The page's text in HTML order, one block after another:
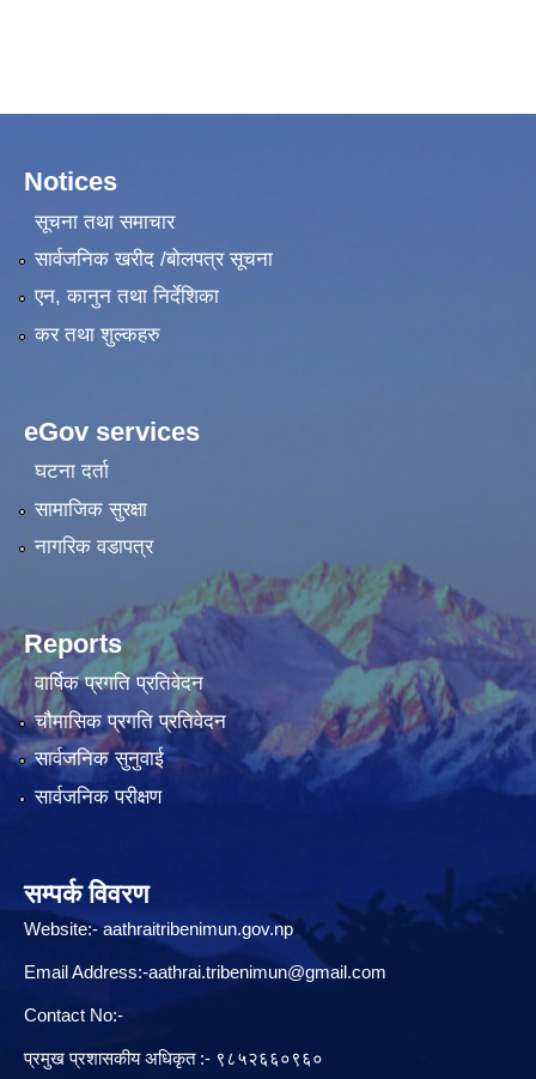
Notices
सूचना तथा समाचार
सार्वजनिक खरीद /बोलपत्र सूचना
एन, कानुन तथा निर्देशिका
कर तथा शुल्कहरु
eGov services
घटना दर्ता
सामाजिक सुरक्षा
नागरिक वडापत्र
Reports
वार्षिक प्रगति प्रतिवेदन
चौमासिक प्रगति प्रतिवेदन
सार्वजनिक सुनुवाई
सार्वजनिक परीक्षण
सम्पर्क विवरण
Website:-aathraitribenimun.gov.np
Email Address:-aathrai.tribenimun@gmail.com
Contact No:-
प्रमुख प्रशासकीय अधिकृत :- ९८५२६६०९६०